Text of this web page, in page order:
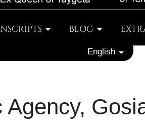
BLOG
English